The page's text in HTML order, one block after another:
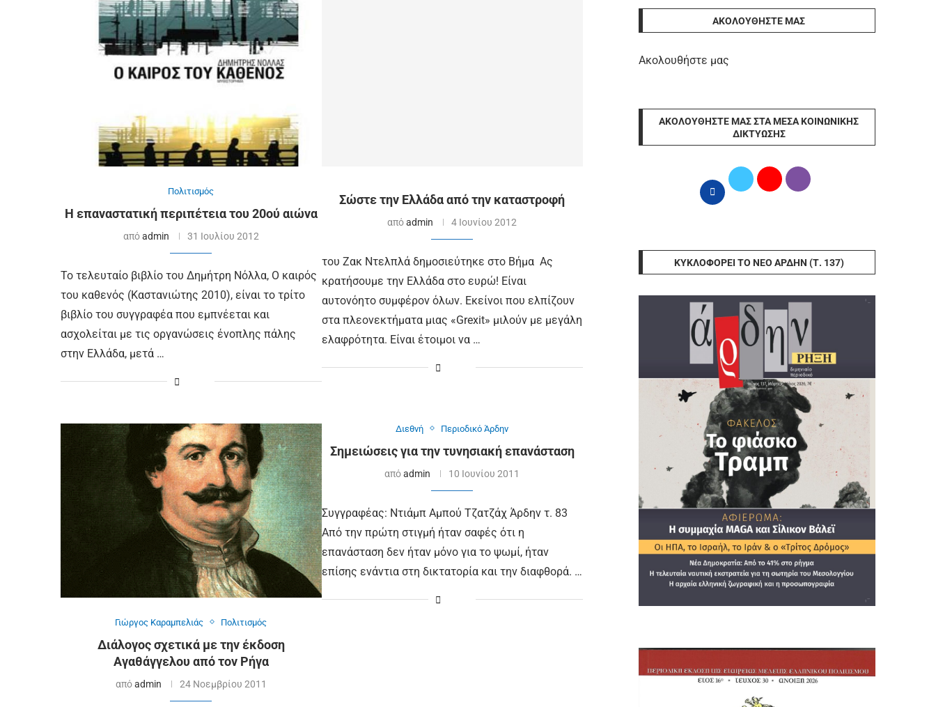
Πολιτισμός
Η επαναστατική περιπέτεια του 20ού αιώνα
απόadmin 31 Ιουλίου 2012
Το τελευταίο βιβλίο του Δημήτρη Νόλλα, Ο καιρός
του καθενός (Καστανιώτης 2010), είναι το τρίτο
βιβλίο του συγγραφέα που εμπνέεται και
ασχολείται με τις οργανώσεις ένοπλης πάλης
στην Ελλάδα, μετά …
Σώστε την Ελλάδα από την καταστροφή
απόadmin 4 Ιουνίου 2012
του Ζακ Ντελπλά δημοσιεύτηκε στο Βήμα Ας
κρατήσουμε την Ελλάδα στο ευρώ! Είναι
αυτονόητο συμφέρον όλων. Εκείνοι που ελπίζουν
στα πλεονεκτήματα μιας «Grexit» μιλούν με μεγάλη
ελαφρότητα. Είναι έτοιμοι να …
Γιώργος Καραμπελιάς Πολιτισμός
Διάλογος σχετικά με την έκδοση
Αγαθάγγελου από τον Ρήγα
απόadmin 24 Νοεμβρίου 2011
Διεθνή Περιοδικό Άρδην
Σημειώσεις για την τυνησιακή επανάσταση
απόadmin 10 Ιουνίου 2011
Συγγραφέας: Ντιάμπ Αμπού Τζατζάχ Άρδην τ. 83
Από την πρώτη στιγμή ήταν σαφές ότι η
επανάσταση δεν ήταν μόνο για το ψωμί, ήταν
επίσης ενάντια στη δικτατορία και την διαφθορά. …
ΑΚΟΛΟΥΘΉΣΤΕ ΜΑΣ
Ακολουθήστε μας
ΑΚΟΛΟΥΘΉΣΤΕ ΜΑΣ ΣΤΑ ΜΈΣΑ ΚΟΙΝΩΝΙΚΉΣ
ΔΙΚΤΎΩΣΗΣ
ΚΥΚΛΟΦΟΡΕΊ ΤΟ ΝΈΟ ΆΡΔΗΝ (Τ. 137)